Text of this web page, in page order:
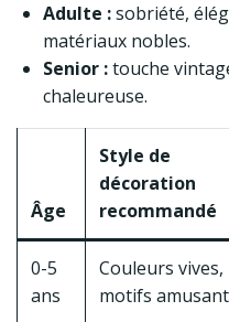
Adulte :sobriété,
matériaux nobles.
Senior :touche
chaleureuse.
Âge
Style de
décoration
recommandé
0-5
ans
Couleurs vives,
motifs